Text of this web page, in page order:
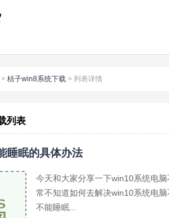
> 桔子win8系统下载 > 列表详情
列表
睡眠的具体办法
今天和大家分享一下win10系统电
常不知道如何去解决win10系统电
不能睡眠...